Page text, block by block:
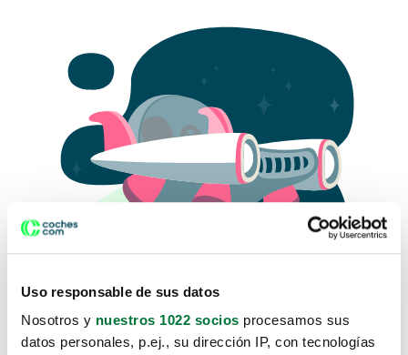
Uso responsable de sus datos
Nosotros y nuestros 1022 socios procesamos sus
datos personales, p.ej., su dirección IP, con tecnologías